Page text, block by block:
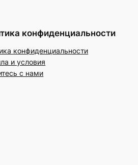
конфиденциальности
конфиденциальности
и условия
с нами